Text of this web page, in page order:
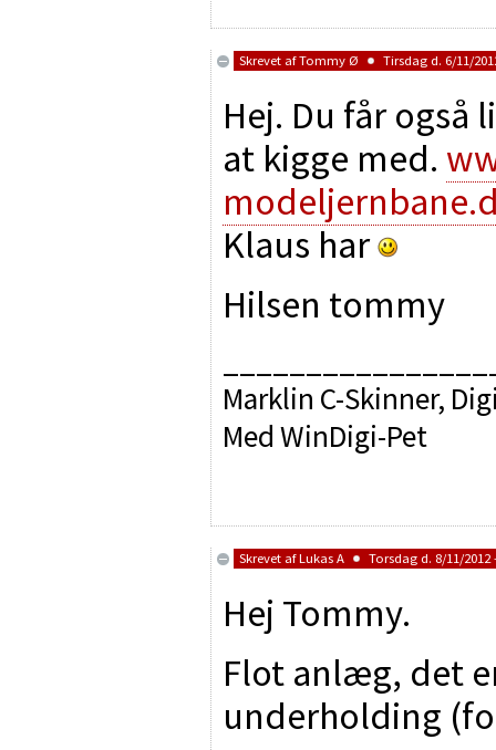
Skrevet afTommy Ø Tirsdag d. 6/11/
Hej. Du får
at kigge med.
Klaus har
Hilsen tommy
Marklin C-Skinner,
Med WinDigi-Pet
Skrevet afLukas A Torsdag d. 8/11/2012
Hej Tommy.
Flot anlæg, det
underholding